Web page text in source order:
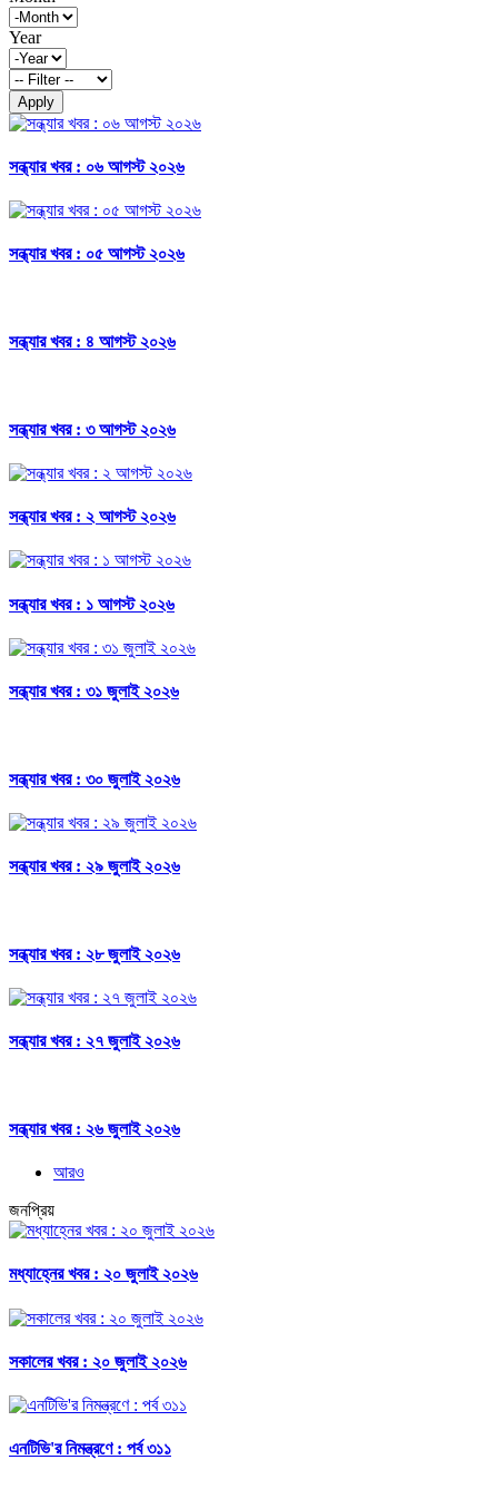
Year
Apply
সন্ধ্যার খবর : ০৬ আগস্ট ২০২৬
সন্ধ্যার খবর : ০৫ আগস্ট ২০২৬
সন্ধ্যার খবর : ৪ আগস্ট ২০২৬
সন্ধ্যার খবর : ৩ আগস্ট ২০২৬
সন্ধ্যার খবর : ২ আগস্ট ২০২৬
সন্ধ্যার খবর : ১ আগস্ট ২০২৬
সন্ধ্যার খবর : ৩১ জুলাই ২০২৬
সন্ধ্যার খবর : ৩০ জুলাই ২০২৬
সন্ধ্যার খবর : ২৯ জুলাই ২০২৬
সন্ধ্যার খবর : ২৮ জুলাই ২০২৬
সন্ধ্যার খবর : ২৭ জুলাই ২০২৬
সন্ধ্যার খবর : ২৬ জুলাই ২০২৬
আরও
জনপ্রিয়
মধ্যাহ্নের খবর : ২০ জুলাই ২০২৬
সকালের খবর : ২০ জুলাই ২০২৬
এনটিভি'র নিমন্ত্রণে : পর্ব ৩১১